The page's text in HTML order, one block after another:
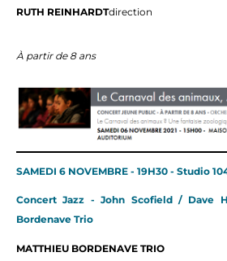
RUTH REINHARDTdirection
À partir de 8 ans
SAMEDI 6 NOVEMBRE - 19H30 - Studio
Concert Jazz - John Scofield / Dave
Bordenave Trio
MATTHIEU BORDENAVE TRIO